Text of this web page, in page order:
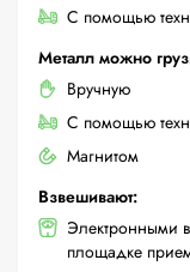
С помощью
Металл можно
Вручную
С помощью
Магнитом
Взвешивают:
Электронными
площадке